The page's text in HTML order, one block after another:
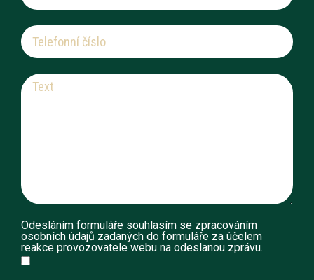
Odesláním formuláře souhlasím se zpracováním
osobních údajů zadaných do formuláře za účelem
reakce provozovatele webu na odeslanou zprávu.